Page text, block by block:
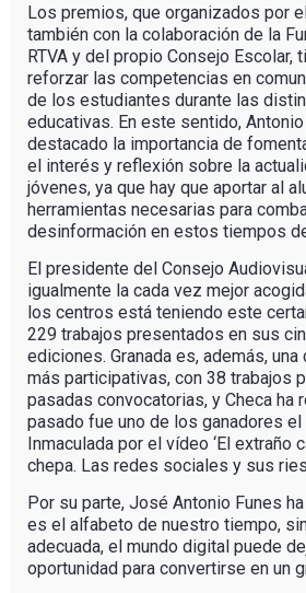
Los premios, que organizados por
también con la colaboración de la
RTVA y del propio Consejo Escolar,
reforzar las competencias en
de los estudiantes durante las
educativas. En este sentido, Antonio
destacado la importancia de
el interés y reflexión sobre la
jóvenes, ya que hay que aportar al
herramientas necesarias para
desinformación en estos tiempos
El presidente del Consejo
igualmente la cada vez mejor
los centros está teniendo este
229 trabajos presentados en sus
ediciones. Granada es, además,
más participativas, con 38 trabajos
pasadas convocatorias, y Checa ha
pasado fue uno de los ganadores
Inmaculada por el vídeo ‘El extraño
chepa. Las redes sociales y sus
Por su parte, José Antonio Funes
es el alfabeto de nuestro tiempo,
adecuada, el mundo digital puede
oportunidad para convertirse en un